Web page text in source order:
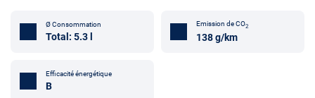
Ø Consommation
Total: 5.3 l
Emission de CO2
138 g/km
Efficacité énergétique
B